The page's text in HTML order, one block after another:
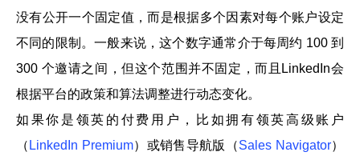
没有公开一个固定值，而是根据多个因素对每个账户设定
不同的限制。一般来说，这个数字通常介于每周约 100 到
300 个邀请之间，但这个范围并不固定，而且LinkedIn会
根据平台的政策和算法调整进行动态变化。
如果你是领英的付费用户，比如拥有领英高级账户
（ LinkedIn Premium）或销售导航版（Sales Navigator）